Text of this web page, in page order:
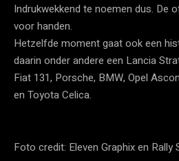
Indrukwekkend te noemen dus. De
voor handen.
Hetzelfde moment gaat ook een
daarin onder andere een Lancia
Fiat 131, Porsche, BMW, Opel
en Toyota Celica.
Foto credit: Eleven Graphix en